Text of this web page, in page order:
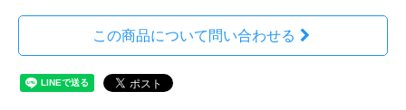
この商品について問い合わせる